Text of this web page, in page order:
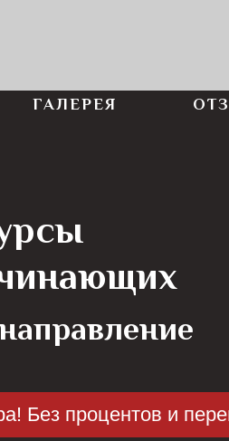
ГАЛЕРЕЯ
процентов и